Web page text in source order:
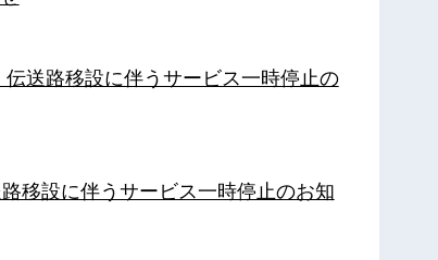
送路移設に伴うサービス一時停止の
移設に伴うサービス一時停止のお知